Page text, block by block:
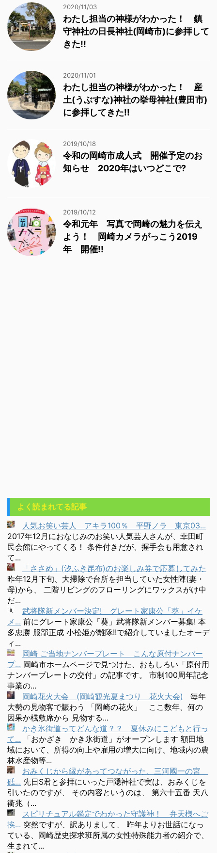
2020/11/03
わたし担当の神様がわかった！ 鎮
守神社の日長神社(岡崎市)に参拝して
きた!!
2020/11/01
わたし担当の神様がわかった！ 産
土(うぶすな)神社の挙母神社(豊田市)
に参拝してきた!!
2019/10/18
令和の岡崎市成人式 開催予定のお
知らせ 2020年はいつどこで?
2019/10/12
令和元年 写真で岡崎の魅力を伝え
よう！ 岡崎カメラがっこう2019
年 開催!!
よく読まれてる記事
人気お笑い芸人 アキラ100％ 平野ノラ 東京03...
2017年12月におなじみのお笑い人気芸人さんが、幸田町
民会館にやってくる！ 条件付きだが、握手会も用意され
て...
「ささめ」(汐ふき昆布)のお楽しみ券で応募してみた
昨年12月下旬、大掃除で台所を担当していた女性陣(妻・
母)から、 二階リビングのフローリングにワックスがけ中
だ...
武将隊新メンバー決定! グレート家康公「葵」イケ
メ... 前にグレート家康公「葵」武将隊新メンバー募集! 本
多忠勝 服部正成 小松姫が離隊!!で紹介していましたオーデ
ィ...
岡崎 ご当地ナンバープレート こんな原付ナンバー
プ... 岡崎市ホームページで見つけた、おもしろい「原付用
ナンバープレートの交付」の記事です。 市制100周年記念
事業の...
岡崎花火大会 (岡崎観光夏まつり 花火大会)
毎年
大勢の見物客で賑わう 「岡崎の花火」 ここ数年、何の
因果か桟敷席から 見物する...
かき氷街道ってどんな道？？ 夏休みにこどもと行っ
て...
「おかざき かき氷街道」がオープンします 額田地
域において、所得の向上や雇用の増大に向け、地域内の農
林水産物等...
おみくじから縁があってつながった、三河國一の宮
砥... 先日S君と参拝にいった戸隠神社で実は、おみくじを
引いたのですが、 その内容というのは、 第六十五番 天八
衢兆（...
スピリチュアル鑑定でわかった守護神！ 弁天様へご
挨... 突然ですが、訳ありまして、 昨年よりお世話になっ
ている、岡崎歴史探求班所属の女性特殊能力者の紹介で、
生まれて...